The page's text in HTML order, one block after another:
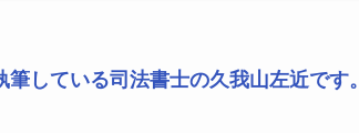
している司法書士の久我山左近です。